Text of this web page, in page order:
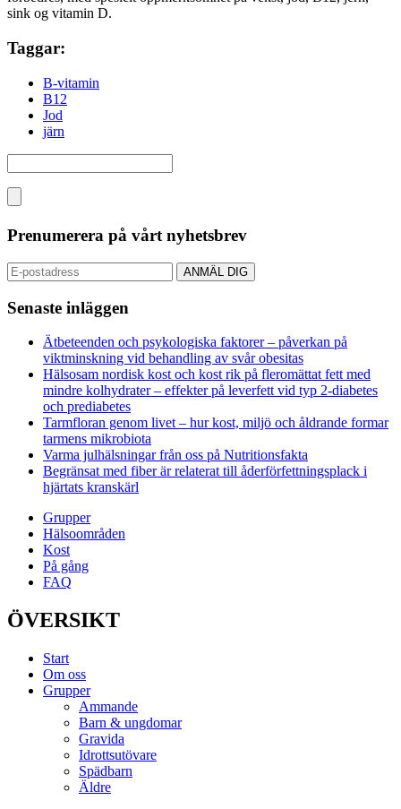
sink og vitamin D.
Taggar:
B-vitamin
B12
Jod
järn
Prenumerera på vårt nyhetsbrev
Senaste inläggen
Ätbeteenden och psykologiska faktorer – påverkan på
viktminskning vid behandling av svår obesitas
Hälsosam nordisk kost och kost rik på fleromättat fett med
mindre kolhydrater – effekter på leverfett vid typ 2-diabetes
och prediabetes
Tarmfloran genom livet – hur kost, miljö och åldrande formar
tarmens mikrobiota
Varma julhälsningar från oss på Nutritionsfakta
Begränsat med fiber är relaterat till åderförfettningsplack i
hjärtats kranskärl
Grupper
Hälsoområden
Kost
På gång
FAQ
ÖVERSIKT
Start
Om oss
Grupper
Ammande
Barn & ungdomar
Gravida
Idrottsutövare
Spädbarn
Äldre